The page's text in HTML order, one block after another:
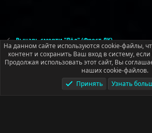
Рыцарь смерти "Лёд" (Фрост ДК)
Русский (RU)
Условия и правила
Политика
На данном сайте используются cookie-файлы,
контент и сохранить Ваш вход в систему,
Продолжая использовать этот сайт, Вы
наших cookie-файлов.
Принять
Узнать